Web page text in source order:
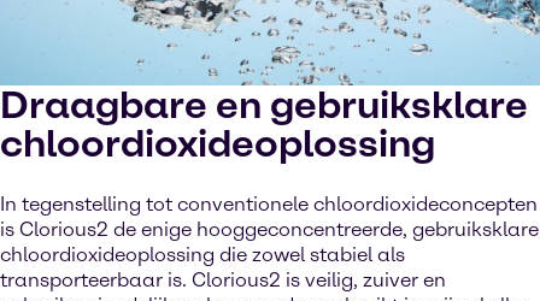
Draagbare en gebruiksklare
chloordioxideoplossing
In tegenstelling tot conventionele chloordioxideconcepten
is Clorious2 de enige hooggeconcentreerde, gebruiksklare
chloordioxideoplossing die zowel stabiel als
transporteerbaar is. Clorious2 is veilig, zuiver en